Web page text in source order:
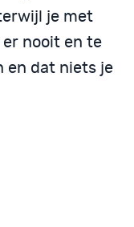
je met
nooit en te
en dat niets je